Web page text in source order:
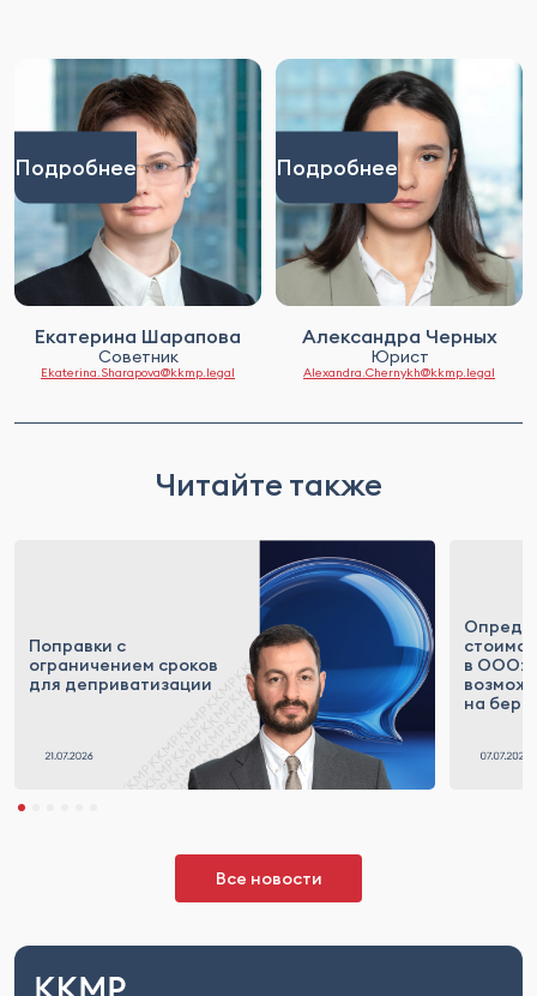
Подробнее
Екатерина Шарапова
Советник
Ekaterina.Sharapova@kkmp.legal
Подробнее
Александра Черных
Юрист
Alexandra.Chernykh@kkmp.legal
Читайте также
Поправки с
ограничением сроков
для деприватизации
в ООО:
на
Все новости